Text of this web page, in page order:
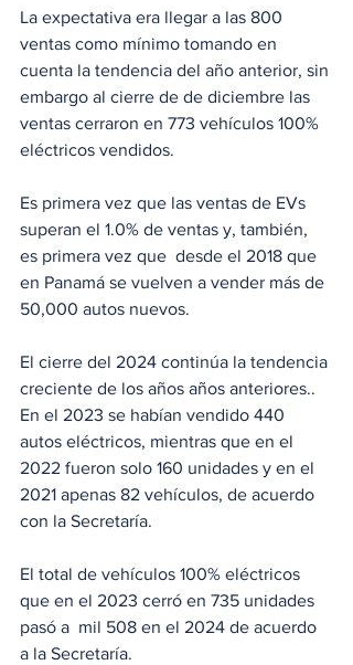
La expectativa era llegar a las 800
ventas como mínimo tomando en
cuenta la tendencia del año anterior, sin
embargo al cierre de de diciembre las
ventas cerraron en 773 vehículos 100%
eléctricos vendidos.
Es primera vez que las ventas de EVs
superan el 1.0% de ventas y, también,
es primera vez que  desde el 2018 que
en Panamá se vuelven a vender más de
50,000 autos nuevos.
El cierre del 2024 continúa la tendencia
creciente de los años años anteriores..
En el 2023 se habían vendido 440
autos eléctricos, mientras que en el
2022 fueron solo 160 unidades y en el
2021 apenas 82 vehículos, de acuerdo
con la Secretaría.
El total de vehículos 100% eléctricos
que en el 2023 cerró en 735 unidades
pasó a  mil 508 en el 2024 de acuerdo
a la Secretaría.